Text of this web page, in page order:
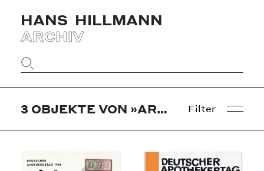
HANS HILLMANN
ARCHIV
Website
durchsuchen
3 OBJEKTE VON »ARBEITSGEMEINSCHAFT DER BERUFSVERTRETUNGEN DEUTSCHER APOTHEKER« Filter